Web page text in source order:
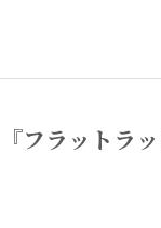
フラットラ